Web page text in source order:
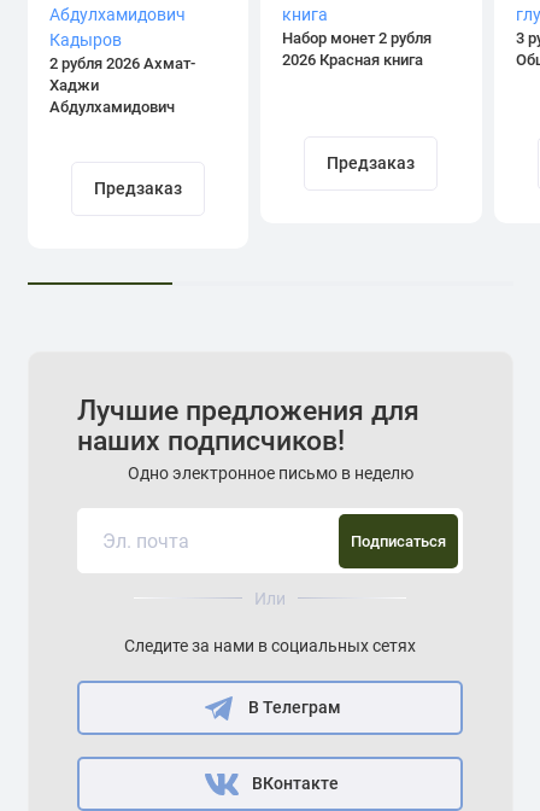
2 рубля 2026 Ахмат-
Хаджи
Абдулхамидович
Предзаказ
Набор монет 2 рубля
2026 Красная книга
Предзаказ
3
Лучшие предложения для
наших подписчиков!
Одно электронное письмо в неделю
Подписаться
Или
Следите за нами в социальных сетях
В Телеграм
ВКонтакте